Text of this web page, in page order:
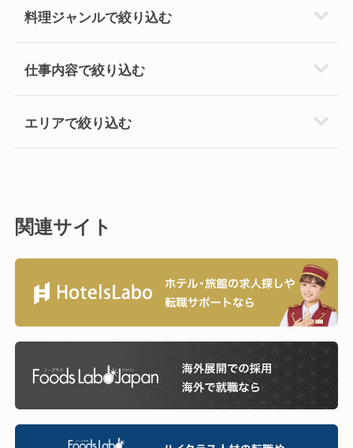
料理ジャンルで絞り込む
仕事内容で絞り込む
エリアで絞り込む
関連サイト